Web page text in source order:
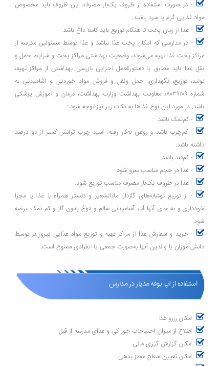
- در صورت استفاده از ظروف یک‌بار مصرف، این ظروف باید مخصوص
مواد غذایی گرم یا سرد باشند.
- غذا از زمان پخت تا هنگام توزیع باید کاملا داغ باشد.
- در مدارسی که امکان پخت غذا نباشد و غذا توسط مسئولین مدرسه از
مراکز پخت غذا تهیه می‌شوند، وضعیت بهداشتی مراکز پخت و شرایط حمل و
نقل غذا باید مطابق با دستورالعمل اجرایی بازرسی بهداشتی از مراکز تهیه،
تولید، توزیع، نگهداری، حمل ونقل و فروش مواد خوردنی و آشامیدنی به
شماره ۱۸۰۳۹۲۰۹ معاونت بهداشت وزارت بهداشت، درمان و آموزش پزشکی
باشد. در مورد این نوع غذاها به نکات زیر نیز توجه شود :
- کم‌نمک باشد.
- کم‌چرب باشد و روغن به‌کار رفته، اسید چرب ترانس کمتر از دو درصد
داشته باشد.
- کم‌قند باشد.
- غذا در حجم مناسب سرو شود.
- غذا در ظروف یک‌بار مصرف مناسب توزیع شود.
- از توزیع نوشابه‌های گازدار، ماء‌الشعیر و دلستر همراه با غذا یا مجزا
خودداری و به جای آنها آب آشامیدنی سالم و دوغ بدون گاز و کم نمک عرضه
شود.
- خرید و سفارش غذا از مراکز تهیه و توزیع مواد غذایی بیرون‌بر توسط
دانش‌آموزان یا والدین آنها به‌صورت جمعی یا انفرادی ممنوع است.
استفاده از اپ بوفه مدیار در مدارس
امکان رزرو غذا
اطلاع از میزان احتیاجات خوراکی و غذای مدرسه از قبل
امکان گزارش گیری مالی
امکان تعیین سطح مجاز بدهی